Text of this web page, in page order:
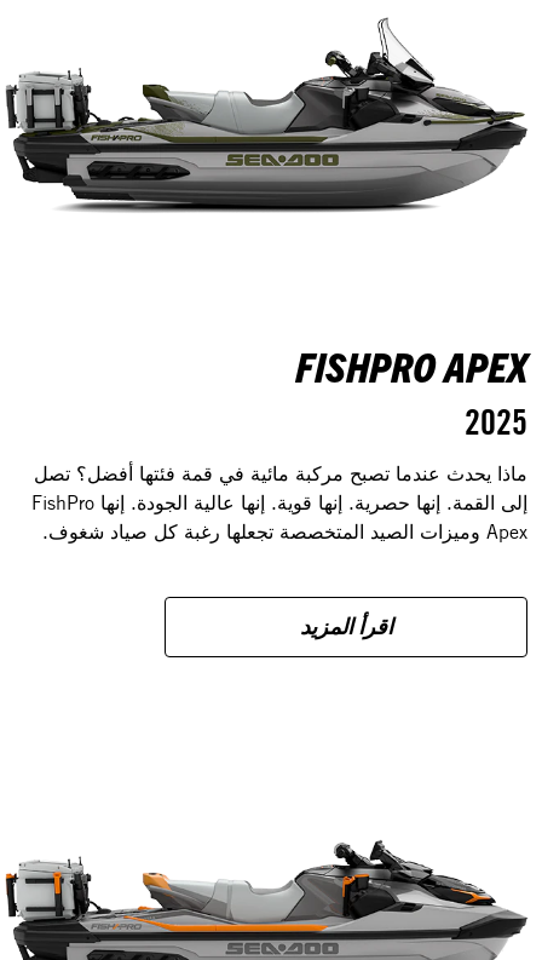
FISHPRO APEX
2025
ماذا يحدث عندما تصبح مركبة مائية في قمة فئتها أفضل؟ تصل
إلى القمة. إنها حصرية. إنها قوية. إنها عالية الجودة. إنها FishPro
Apex وميزات الصيد المتخصصة تجعلها رغبة كل صياد شغوف.
اقرأ المزيد